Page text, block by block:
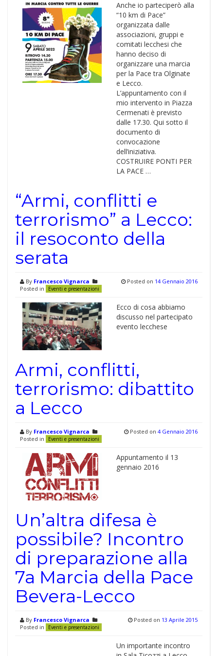
Anche io parteciperò alla
“10 km di Pace”
organizzata dalle
associazioni, gruppi e
comitati lecchesi che
hanno deciso di
organizzare una marcia
per la Pace tra Olginate
e Lecco.
L’appuntamento con il
mio intervento in Piazza
Cermenati è previsto
dalle 17.30. Qui sotto il
documento di
convocazione
dell’iniziativa.
COSTRUIRE PONTI PER
LA PACE …
“Armi, conflitti e
terrorismo” a Lecco:
il resoconto della
serata
By Francesco Vignarca
Posted in
Eventi e presentazioni
Posted on 14 Gennaio 2016
Ecco di cosa abbiamo
discusso nel partecipato
evento lecchese
Armi, conflitti,
terrorismo: dibattito
a Lecco
By Francesco Vignarca
Posted in
Eventi e presentazioni
Posted on 4 Gennaio 2016
Appuntamento il 13
gennaio 2016
Un’altra difesa è
possibile? Incontro
di preparazione alla
7a Marcia della Pace
Bevera-Lecco
By Francesco Vignarca
Posted in
Eventi e presentazioni
Posted on 13 Aprile 2015
Un importante incontro